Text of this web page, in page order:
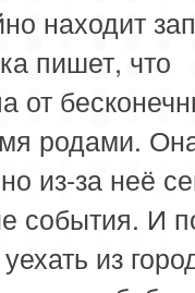
находит
пишет, что
от
родами.
из-за неё
события. И
из